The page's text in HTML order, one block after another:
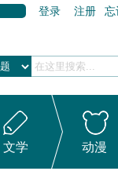
登录 注册 忘
文学 动漫